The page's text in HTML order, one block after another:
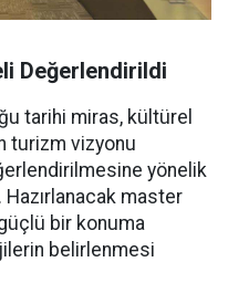
Değerlendirildi
tarihi miras, kültürel
turizm vizyonu
yönelik
Hazırlanacak master
bir konuma
belirlenmesi